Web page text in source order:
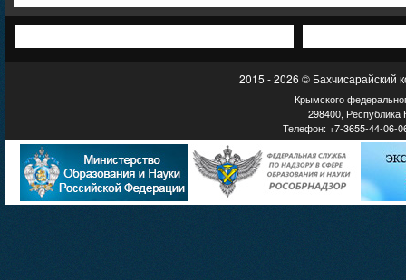
2015 - 2026 © Бахчисарайский
Крымского
298400, Республика
Телефон: +7-3655-44-06-